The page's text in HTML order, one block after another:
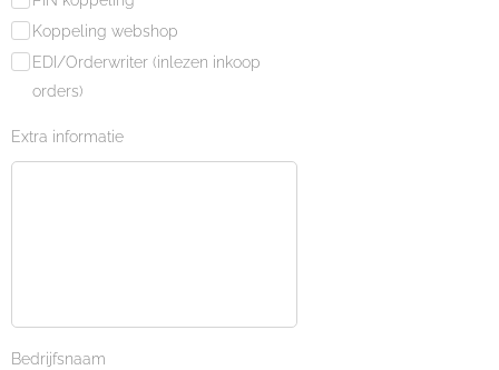
Koppeling webshop
EDI/Orderwriter (inlezen inkoop
orders)
Extra informatie
Bedrijfsnaam